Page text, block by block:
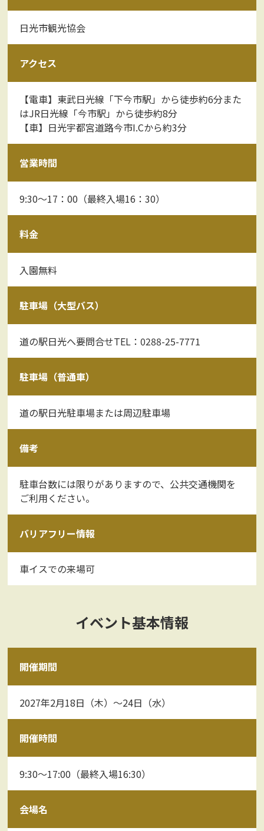
日光市観光協会
アクセス
【電車】東武日光線「下今市駅」から徒歩約6分また
はJR日光線「今市駅」から徒歩約8分
【車】日光宇都宮道路今市I.Cから約3分
営業時間
9:30～17：00（最終入場16：30）
料金
入園無料
駐車場（大型バス）
道の駅日光へ要問合せTEL：0288-25-7771
駐車場（普通車）
道の駅日光駐車場または周辺駐車場
備考
駐車台数には限りがありますので、公共交通機関を
ご利用ください。
バリアフリー情報
車イスでの来場可
イベント基本情報
開催期間
2027年2月18日（木）～24日（水）
開催時間
9:30～17:00（最終入場16:30）
会場名